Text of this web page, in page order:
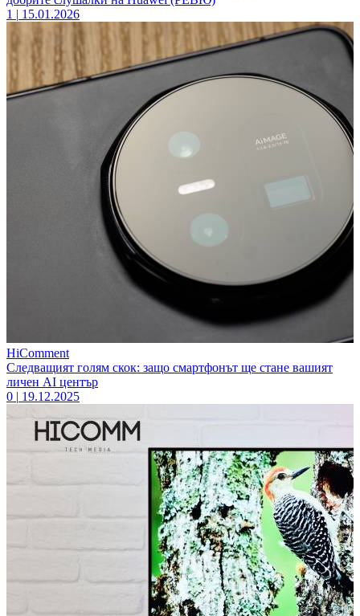
1 | 15.01.2026
HiComment
Следващият голям скок: защо смартфонът ще стане вашият
личен AI център
0 | 19.12.2025